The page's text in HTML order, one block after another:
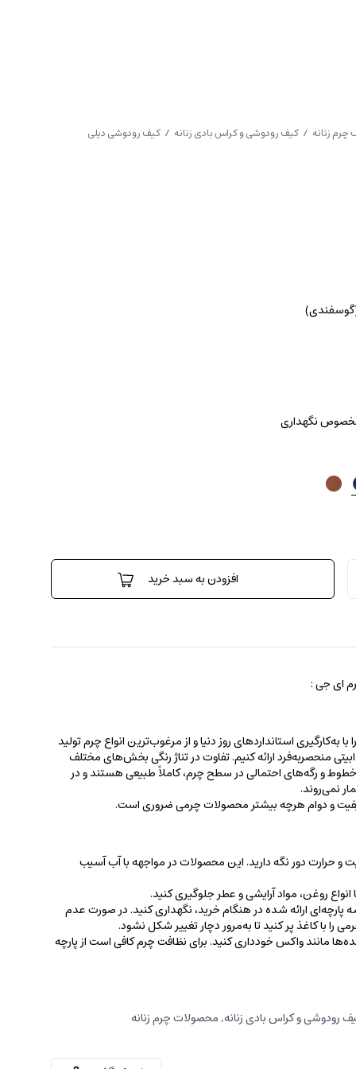
زنانه / کیف رودوشی و کراس بادی زنانه / کیف رودوشی دیلی
نگهداری
افزودن به سبد خرید
ای جی :
به‌کارگیری استانداردهای روز دنیا و از مرغوب‌ترین انواع چرم تولید
منحصربه‌فرد ارائه کنیم. تفاوت در تناژ رنگی بخش‌های مختلف
و رگه‌‌های احتمالی در سطح چرم، کاملاً طبیعی هستند و در
نمی‌روند.
و دوام هرچه بیشتر محصولات چرمی ضروری است.
و حرارت دور نگه دارید. این محصولات در مواجهه با آب آسیب
روغن‌، مواد آرایشی و عطر جلوگیری کنید.
پارچه‌ای ارائه شده در هنگام خرید، ‌نگهداری کنید. در صورت عدم
را با کاغذ پر کنید تا به‌مرور دچار تغییر شکل نشود.
مانند واکس خودداری کنید. برای نظافت چرم کافی است از پارچه‌
رودوشی و کراس بادی زنانه,محصولات چرم زنانه